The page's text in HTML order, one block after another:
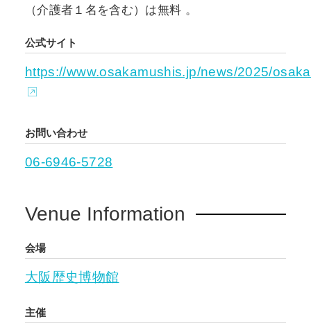
（介護者１名を含む）は無料 。
公式サイト
https://www.osakamushis.jp/news/2025/
お問い合わせ
06-6946-5728
Venue Information
会場
大阪歴史博物館
主催